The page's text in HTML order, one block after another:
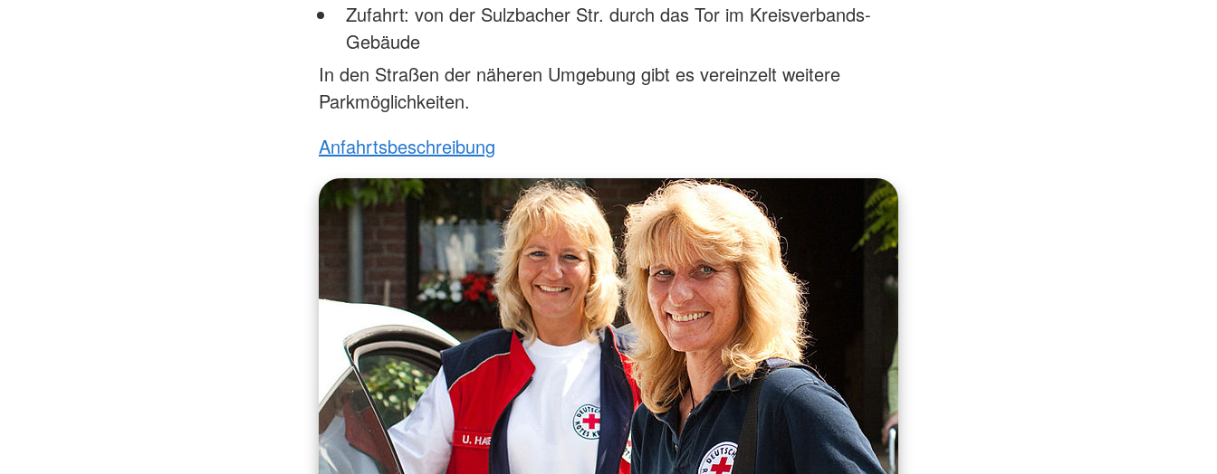
Zufahrt: von der Sulzbacher Str. durch das Tor im Kreisverbands-
Gebäude
In den Straßen der näheren Umgebung gibt es vereinzelt weitere
Parkmöglichkeiten.
Anfahrtsbeschreibung